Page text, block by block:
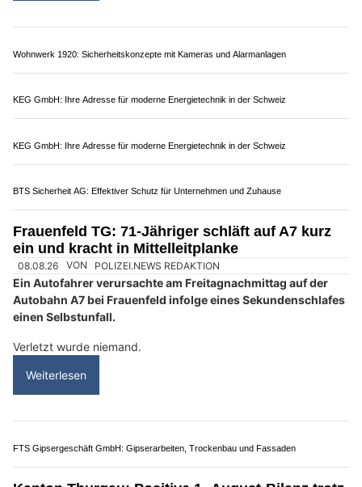
Am Samstagabend kollidierten an einer Tankstelle in
Frauenfeld zwei Autos miteinander.
Eine Person wurde leicht verletzt. Es entstand Sachschaden.
Wohnwerk 1920: Sicherheitskonzepte mit Kameras und Alarmanlagen